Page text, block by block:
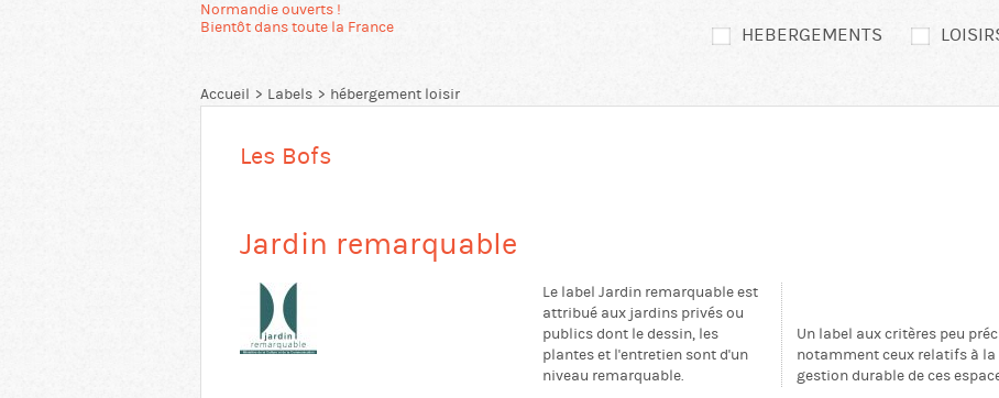
Normandie ouverts !
Bientôt dans toute la France
HEBERGEMENTS
Accueil Labels hébergement loisir
Les Bofs
Jardin remarquable
Le label Jardin remarquable est
attribué aux jardins privés ou
publics dont le dessin, les
plantes et l'entretien sont d'un
niveau remarquable.
Un label aux critères peu
notamment ceux relatifs à la
gestion durable de ces